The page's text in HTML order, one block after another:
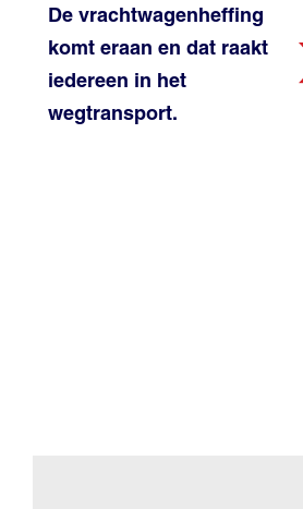
De vrachtwagenheffing
komt eraan en dat raakt
iedereen in het
wegtransport.